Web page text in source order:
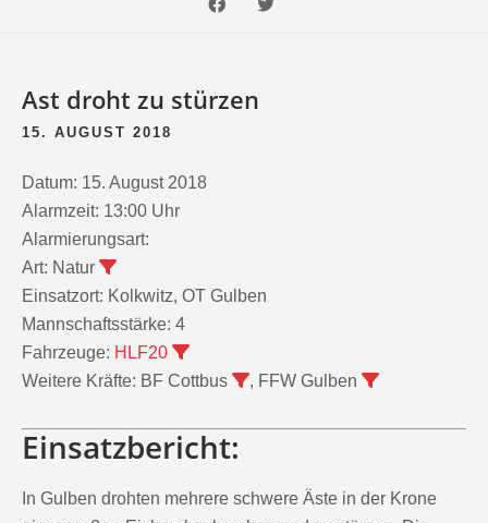
Ast droht zu stürzen
15. AUGUST 2018
Datum: 15. August 2018
Alarmzeit: 13:00 Uhr
Alarmierungsart:
Art: Natur
Einsatzort: Kolkwitz, OT Gulben
Mannschaftsstärke: 4
Fahrzeuge: HLF20
Weitere Kräfte: BF Cottbus , FFW Gulben
Einsatzbericht:
In Gulben drohten mehrere schwere Äste in der Krone